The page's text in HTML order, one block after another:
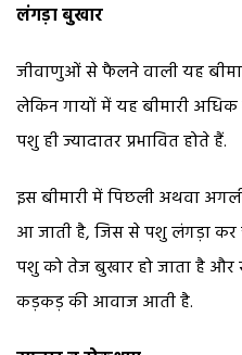
लंगड़ा बुखार
जीवाणुओं से फैलने वाली यह
लेकिन गायों में यह बीमारी
पशु ही ज्यादातर प्रभावित होते हैं.
इस बीमारी में पिछली अथवा
आ जाती है, जिस से पशु लंगड़ा कर
पशु को तेज बुखार हो जाता है
कड़कड़ की आवाज आती है.